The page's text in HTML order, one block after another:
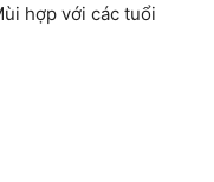
hợp với các tuổi